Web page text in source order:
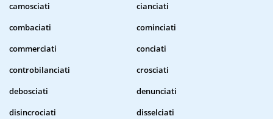
camosciati
cianciati
combaciati
cominciati
commerciati
conciati
controbilanciati
crosciati
debosciati
denunciati
disincrociati
disselciati